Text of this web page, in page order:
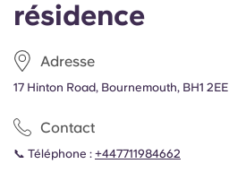
résidence
Adresse
17 Hinton Road, Bournemouth, BH1 2EE
Contact
📞 Téléphone : +447711984662